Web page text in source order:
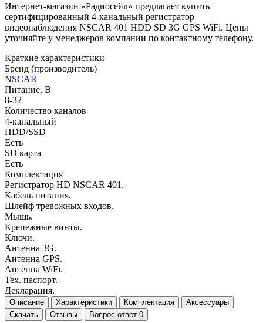
Интернет-магазин «Радиосейл» предлагает купить
сертифицированный 4-канальный регистратор
видеонаблюдения NSCAR 401 HDD SD 3G GPS WiFi. Цены
уточняйте у менеджеров компании по контактному телефону.
Краткие характеристики
Бренд (производитель)
NSCAR
Питание, В
8-32
Количество каналов
4-канальный
HDD/SSD
Есть
SD карта
Есть
Комплектация
Регистратор HD NSCAR 401.
Кабель питания.
Шлейф тревожных входов.
Мышь.
Крепежные винты.
Ключи.
Антенна 3G.
Антенна GPS.
Антенна WiFi.
Тех. паспорт.
Декларация.
Описание Характеристики Комплектация
Аксессуары
Скачать
Отзывы Вопрос-ответ 0